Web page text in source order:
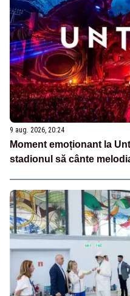
9 aug. 2026, 20:24
Moment emoționant la
stadionul să cânte